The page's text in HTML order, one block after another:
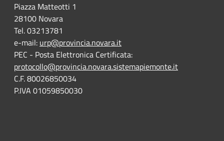
Piazza Matteotti 1
28100 Novara
Tel. 03213781
e-mail: urp@provincia.novara.it
PEC - Posta Elettronica Certificata:
protocollo@provincia.novara.sistemapiemonte.it
C.F. 80026850034
P.IVA 01059850030